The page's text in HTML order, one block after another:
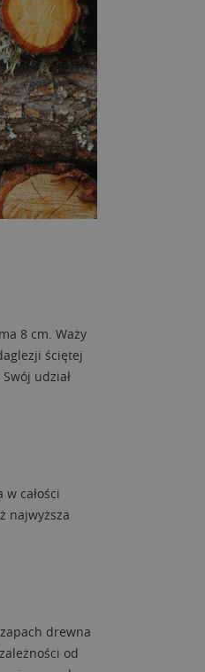
8 cm. Waży
ściętej
udział
całości
najwyższa
drewna
od